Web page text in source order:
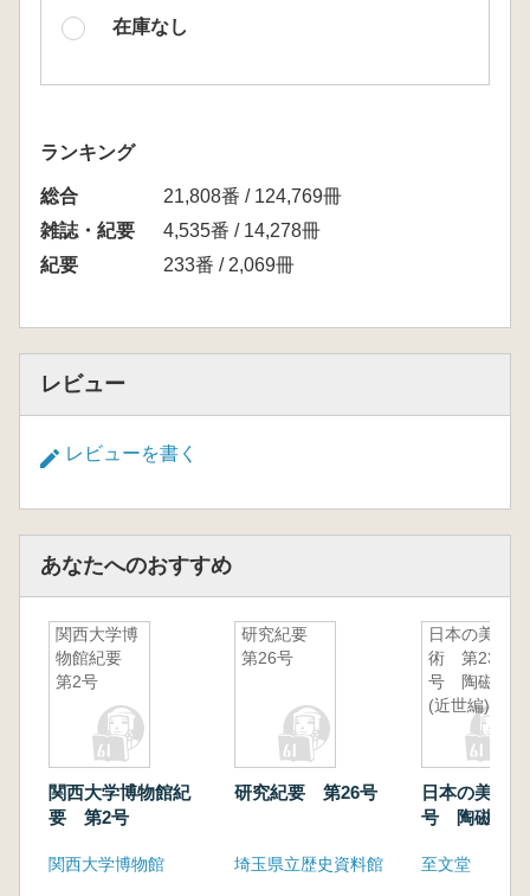
在庫なし
ランキング
総合
21,808番 / 124,769冊
雑誌・紀要
4,535番 / 14,278冊
紀要
233番 / 2,069冊
レビュー
レビューを書く
あなたへのおすすめ
関西大学博
物館紀要
第2号
関西大学博物館紀
要 第2号
関西大学博物館
研究紀要
第26号
研究紀要 第26号
埼玉県立歴史資料館
日本の美
術 第237
号 陶磁
(近世編)
日本の美術
号 陶磁(近
至文堂